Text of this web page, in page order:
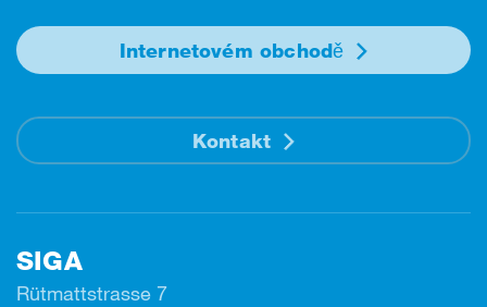
Internetovém obchodě
Kontakt
SIGA
Rütmattstrasse 7